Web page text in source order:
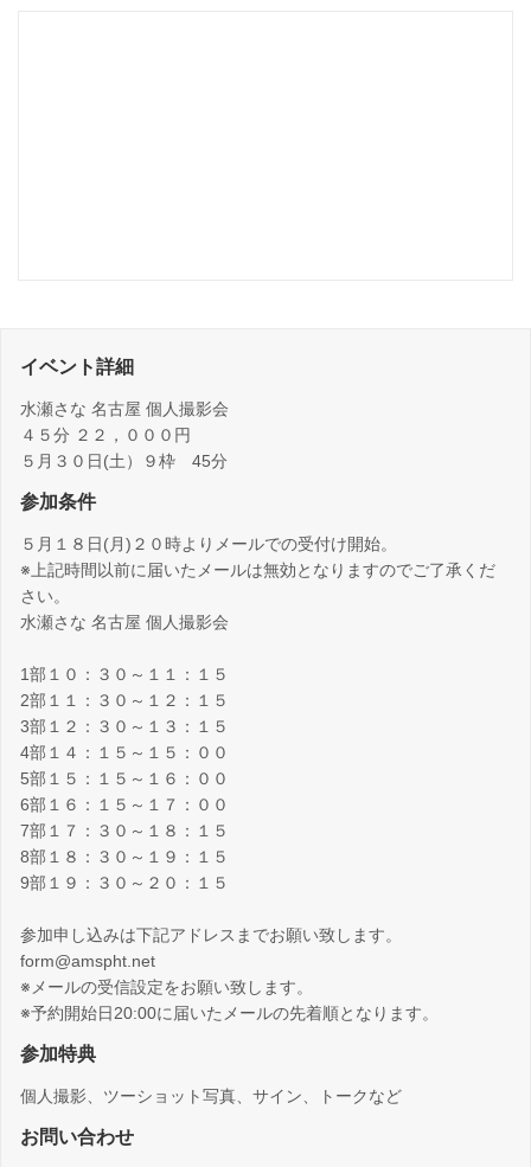
イベント詳細
水瀬さな 名古屋 個人撮影会
４５分 ２２，０００円
５月３０日(土）９枠 45分
参加条件
５月１８日(月)２０時よりメールでの受付け開始。
※上記時間以前に届いたメールは無効となりますのでご了承くだ
さい。
水瀬さな 名古屋 個人撮影会
1部１０：３０～１１：１５
2部１１：３０～１２：１５
3部１２：３０～１３：１５
4部１４：１５～１５：００
5部１５：１５～１６：００
6部１６：１５～１７：００
7部１７：３０～１８：１５
8部１８：３０～１９：１５
9部１９：３０～２０：１５
参加申し込みは下記アドレスまでお願い致します。
form@amspht.net
※メールの受信設定をお願い致します。
※予約開始日20:00に届いたメールの先着順となります。
参加特典
個人撮影、ツーショット写真、サイン、トークなど
お問い合わせ